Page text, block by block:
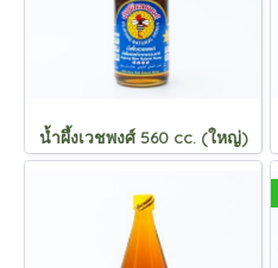
น้ำผึ้งเวชพงศ์ 560 cc. (ใหญ่)